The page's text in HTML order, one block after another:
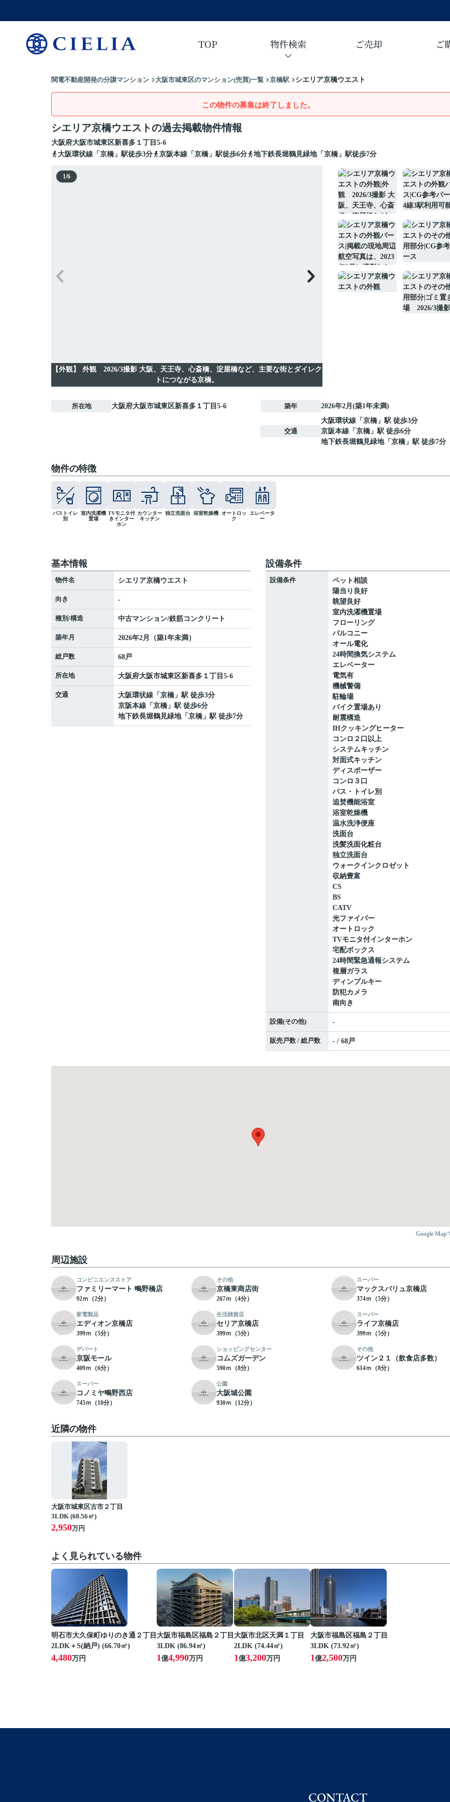
TOP 物件検索 ご売却 ご
関電不動産開発の分譲マンション 大阪市城東区のマンション(売買)一覧 京橋駅 シエリア京橋ウエスト
この物件の募集は終了しました。
シエリア京橋ウエストの過去掲載物件情報
大阪府大阪市城東区新喜多 １丁目5-6
大阪環状線「京橋」駅徒歩3分
京阪本線「京橋」駅徒歩6分 地下鉄長堀鶴見緑地「京橋」駅徒歩7分
1/6
【外観】
外観 2026/3撮影 大阪、天王寺、心斎橋、淀屋橋など、主要な街とダイレク
トにつながる京橋。
所在地 大阪府大阪市城東区新喜多 １丁目5-6 築年 2026年2月(築1年未満)
交通
大阪環状線 「 京橋 」駅 徒歩3分
京阪本線 「 京橋 」駅 徒歩6分
地下鉄長堀鶴見緑地「 京橋 」駅 徒歩7分
物件の特徴
バストイレ
別
室内洗濯機
置場
TVモニタ付
きインター
ホン
カウンター
キッチン
独立洗面台 浴室乾燥機
オートロッ
ク
エレベータ
ー
基本情報
物件名 シエリア京橋ウエスト
向き -
種別/構造 中古マンション/鉄筋コンクリート
築年月 2026年2月（築1年未満）
総戸数 68戸
所在地 大阪府大阪市城東区新喜多 １丁目5-6
交通 大阪環状線 「 京橋 」駅 徒歩3分
京阪本線 「 京橋 」駅 徒歩6分
地下鉄長堀鶴見緑地「 京橋 」駅 徒歩7分
設備条件
設備条件
ペット相談
陽当り良好
眺望良好
室内洗濯機置場
フローリング
バルコニー
オール電化
24時間換気システム
エレベーター
電気有
機械警備
駐輪場
バイク置場あり
耐震構造
IHクッキングヒーター
コンロ２口以上
システムキッチン
対面式キッチン
ディスポーザー
コンロ３口
バス・トイレ別
追焚機能浴室
浴室乾燥機
温水洗浄便座
洗面台
洗髪洗面化粧台
独立洗面台
ウォークインクロゼット
収納豊富
CS
BS
CATV
光ファイバー
オートロック
TVモニタ付インターホン
宅配ボックス
24時間緊急通報システム
複層ガラス
ディンプルキー
防犯カメラ
南向き
設備(その他) -
販売戸数 / 総戸数 - / 68戸
Google Map
周辺施設
コンビニエンスストア
ファミリーマート 鴫野橋店
92ｍ（2分）
その他
京橋東商店街
267ｍ（4分）
スーパー
マックスバリュ京橋店
374ｍ（5分）
家電製品
エディオン京橋店
399ｍ（5分）
生活雑貨店
セリア京橋店
399ｍ（5分）
スーパー
ライフ京橋店
399ｍ（5分）
デパート
京阪モール
409ｍ（6分）
ショッピングセンター
コムズガーデン
590ｍ（8分）
その他
ツイン２１（飲食店多数）
614ｍ（8分）
スーパー
コノミヤ鴫野西店
745ｍ（10分）
公園
大阪城公園
930ｍ（12分）
近隣の物件
大阪市城東区古市２丁目
3LDK (68.56㎡)
2,950万円
よく見られている物件
明石市大久保町ゆりのき通２丁目
2LDK＋S(納戸) (66.70㎡)
4,480万円
大阪市福島区福島２丁目
3LDK (86.94㎡)
1億4,990万円
大阪市北区天満１丁目
2LDK (74.44㎡)
1億3,200万円
大阪市福島区福島２丁目
3LDK (73.92㎡)
1億2,500万円
CONTACT